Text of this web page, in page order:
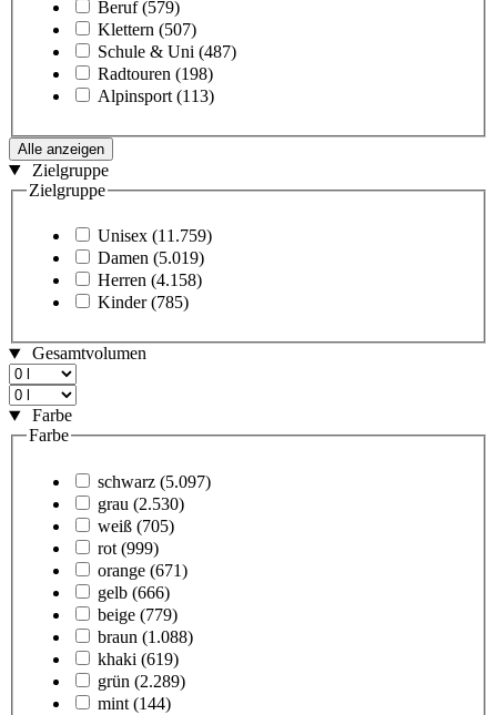
Beruf (579)
Klettern (507)
Schule & Uni (487)
Radtouren (198)
Alpinsport (113)
Alle anzeigen
Zielgruppe
Zielgruppe
Unisex (11.759)
Damen (5.019)
Herren (4.158)
Kinder (785)
Gesamtvolumen
Farbe
Farbe
schwarz (5.097)
grau (2.530)
weiß (705)
rot (999)
orange (671)
gelb (666)
beige (779)
braun (1.088)
khaki (619)
grün (2.289)
mint (144)